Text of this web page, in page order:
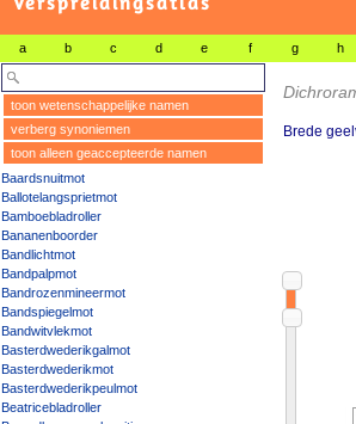
a b c d e f g h
toon wetenschappelijke namen
verberg synoniemen
toon alleen geaccepteerde namen
Baardsnuitmot
Ballotelangsprietmot
Bamboebladroller
Bananenboorder
Bandlichtmot
Bandpalpmot
Bandrozenmineermot
Bandspiegelmot
Bandwitvlekmot
Basterdwederikgalmot
Basterdwederikmot
Basterdwederikpeulmot
Beatricebladroller
Brede